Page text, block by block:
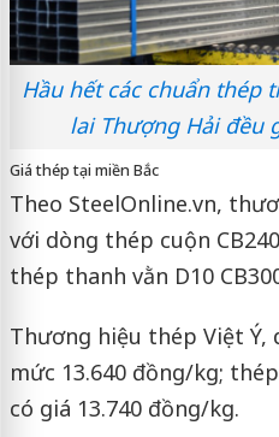
Hầu hết các chuẩn thép
lai Thượng Hải đều
Giá thép tại miền Bắc
Theo SteelOnline.vn,
với dòng thép cuộn
thép thanh vằn D10
Thương hiệu thép Việt Ý,
mức 13.640 đồng/kg;
có giá 13.740 đồng/kg.